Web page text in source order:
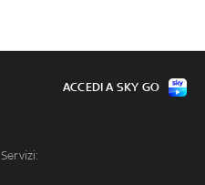
Servizi:
ACCEDI A SKY GO